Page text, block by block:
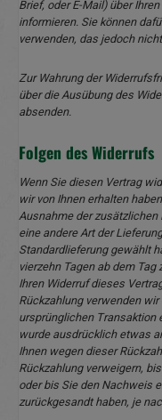
Brief, oder E-Mail) über
informieren. Sie können
verwenden, das jedoch
Zur Wahrung der
über die Ausübung des
absenden.
Folgen des Widerrufs
Wenn Sie diesen Vertrag
wir von Ihnen erhalten
Ausnahme der
eine andere Art der
Standardlieferung gewählt
vierzehn Tagen ab dem
Ihren Widerruf dieses
Rückzahlung verwenden
ursprünglichen Transaktion
wurde ausdrücklich etwas
Ihnen wegen dieser
Rückzahlung verweigern,
oder bis Sie den Nachweis
zurückgesandt haben, je